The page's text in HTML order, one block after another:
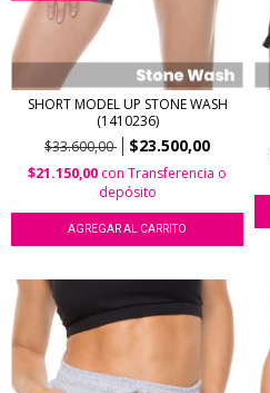
SHORT MODEL UP STONE WASH
(1410236)
$33.600,00
$23.500,00
$21.150,00 con Transferencia o
depósito
AGREGAR AL CARRITO